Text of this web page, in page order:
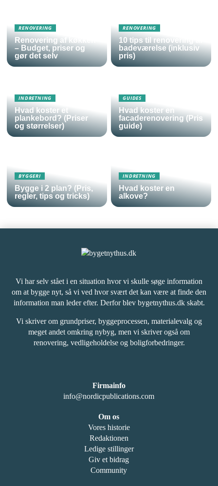
RENOVERING
Renovering af køkken
– Budget, priser og
gør det selv
RENOVERING
10 tips til renovering af
badeværelse (inklusiv
pris)
INDRETNING
Hvad koster et
plankebord? (Priser
og størrelser)
GUIDES
Hvad koster en
facaderenovering (Pris
guide)
BYGGERI
Bygge i 2 plan? (Pris,
regler, tips og tricks)
INDRETNING
Hvad koster en
alkove?
Vi har selv stået i en situation hvor vi skulle søge information
om at bygge nyt, så vi ved hvor svært det kan være at finde den
information man leder efter. Derfor blev bygetnythus.dk skabt.
Vi skriver om grundpriser, byggeprocessen, materialevalg og
meget andet omkring nybyg, men vi skriver også om
renovering, vedligeholdelse og boligforbedringer.
Firmainfo
info@nordicpublications.com
Om os
Vores historie
Redaktionen
Ledige stillinger
Giv et bidrag
Community